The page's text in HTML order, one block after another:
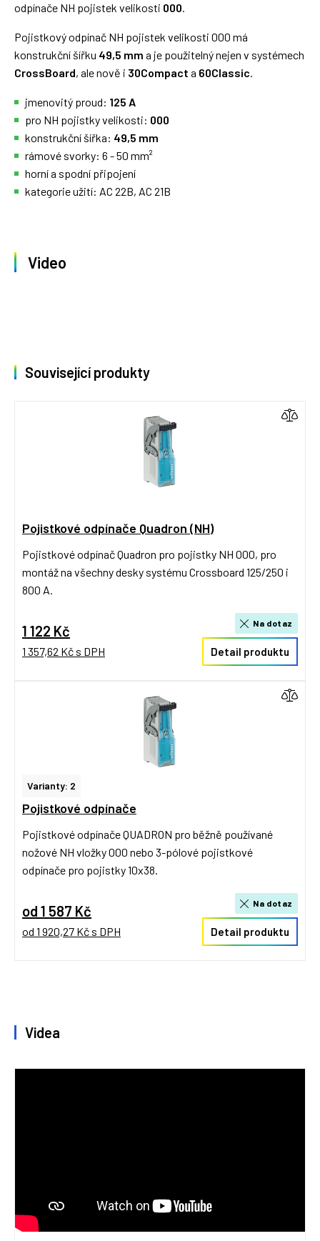
odpínače NH pojistek velikosti 000.
Pojistkový odpínač NH pojistek velikosti 000 má
konstrukční šířku 49,5 mm a je použitelný nejen v systémech
CrossBoard, ale nově i 30Compact a 60Classic.
jmenovitý proud: 125 A
pro NH pojistky velikosti: 000
konstrukční šířka: 49,5 mm
rámové svorky: 6 - 50 mm²
horní a spodní připojení
kategorie užití: AC 22B, AC 21B
Video
Související produkty
Pojistkové odpínače Quadron (NH)
Pojistkové odpínač Quadron pro pojistky NH 000, pro
montáž na všechny desky systému Crossboard 125/250 i
800 A.
1 122 Kč
1 357,62 Kč s DPH
Na dotaz
Detail produktu
Varianty: 2
Pojistkové odpínače
Pojistkové odpínače QUADRON pro běžně používané
nožové NH vložky 000 nebo 3-pólové pojistkové
odpínače pro pojistky 10x38.
od 1 587 Kč
od 1 920,27 Kč s DPH
Na dotaz
Detail produktu
Videa